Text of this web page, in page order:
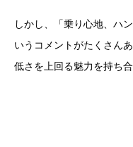
しかし、「乗り心地、ハ
いうコメントがたくさん
低さを上回る魅力を持ち